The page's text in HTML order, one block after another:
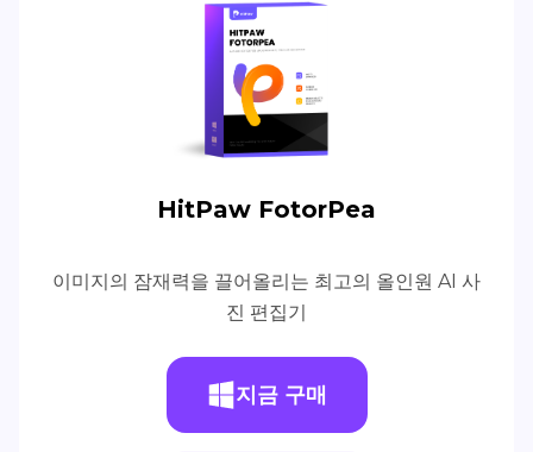
HitPaw FotorPea
이미지의 잠재력을 끌어올리는 최고의 올인원 AI 사
진 편집기
지금 구매